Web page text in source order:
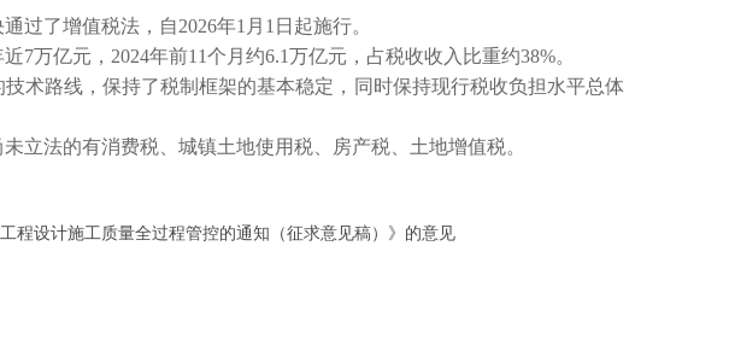
过了增值税法，自2026年1月1日起施行。
7万亿元，2024年前11个月约6.1万亿元，占税收收入比重约38%。
术路线，保持了税制框架的基本稳定，同时保持现行税收负担水平总体
立法的有消费税、城镇土地使用税、房产税、土地增值税。
程设计施工质量全过程管控的通知（征求意见稿）》的意见